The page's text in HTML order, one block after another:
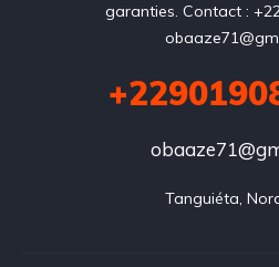
garanties. Contact :
Tanguiéta,